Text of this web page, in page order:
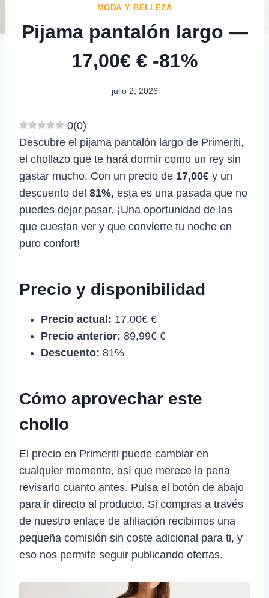
MODA Y BELLEZA
Pijama pantalón largo —
17,00€ € -81%
julio 2, 2026
0(0)
Descubre el pijama pantalón largo de Primeriti,
el chollazo que te hará dormir como un rey sin
gastar mucho. Con un precio de 17,00€ y un
descuento del 81%, esta es una pasada que no
puedes dejar pasar. ¡Una oportunidad de las
que cuestan ver y que convierte tu noche en
puro confort!
Precio y disponibilidad
Precio actual: 17,00€ €
Precio anterior: 89,99€ €
Descuento: 81%
Cómo aprovechar este
chollo
El precio en Primeriti puede cambiar en
cualquier momento, así que merece la pena
revisarlo cuanto antes. Pulsa el botón de abajo
para ir directo al producto. Si compras a través
de nuestro enlace de afiliación recibimos una
pequeña comisión sin coste adicional para ti, y
eso nos permite seguir publicando ofertas.